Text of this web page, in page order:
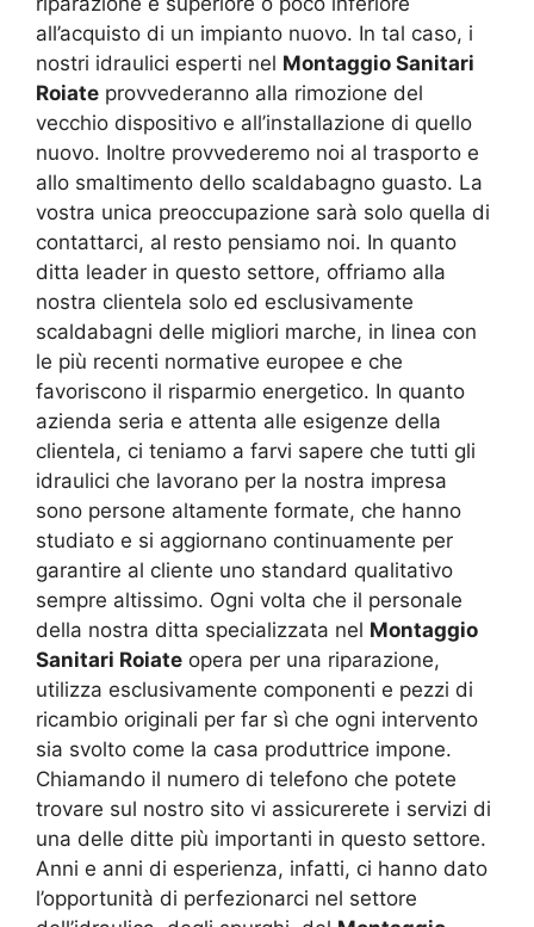
all’acquisto di un impianto nuovo. In tal caso, i
nostri idraulici esperti nel Montaggio Sanitari
Roiate provvederanno alla rimozione del
vecchio dispositivo e all’installazione di quello
nuovo. Inoltre provvederemo noi al trasporto e
allo smaltimento dello scaldabagno guasto. La
vostra unica preoccupazione sarà solo quella di
contattarci, al resto pensiamo noi. In quanto
ditta leader in questo settore, offriamo alla
nostra clientela solo ed esclusivamente
scaldabagni delle migliori marche, in linea con
le più recenti normative europee e che
favoriscono il risparmio energetico. In quanto
azienda seria e attenta alle esigenze della
clientela, ci teniamo a farvi sapere che tutti gli
idraulici che lavorano per la nostra impresa
sono persone altamente formate, che hanno
studiato e si aggiornano continuamente per
garantire al cliente uno standard qualitativo
sempre altissimo. Ogni volta che il personale
della nostra ditta specializzata nel Montaggio
Sanitari Roiate opera per una riparazione,
utilizza esclusivamente componenti e pezzi di
ricambio originali per far sì che ogni intervento
sia svolto come la casa produttrice impone.
Chiamando il numero di telefono che potete
trovare sul nostro sito vi assicurerete i servizi di
una delle ditte più importanti in questo settore.
Anni e anni di esperienza, infatti, ci hanno dato
l’opportunità di perfezionarci nel settore